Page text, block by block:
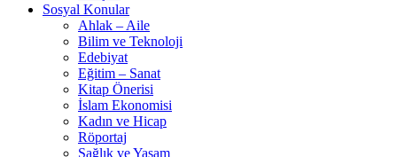
Sosyal Konular
Ahlak – Aile
Bilim ve Teknoloji
Edebiyat
Eğitim – Sanat
Kitap Önerisi
İslam Ekonomisi
Kadın ve Hicap
Röportaj
Sağlık ve Yaşam